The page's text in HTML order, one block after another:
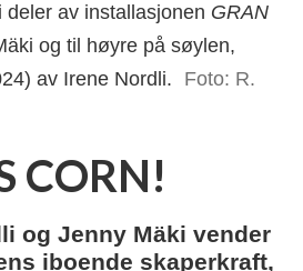
av installasjonen GRAN
og til høyre på søylen,
av Irene Nordli.
Foto: R.
CORN!
og Jenny Mäki vender
iboende skaperkraft,